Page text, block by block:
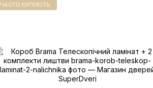
ЧАСТО КУПУЮТЬ